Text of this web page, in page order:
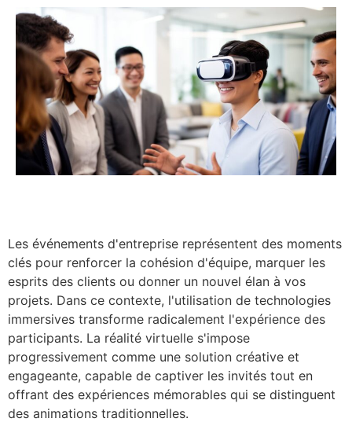
Les événements d'entreprise représentent des moments
clés pour renforcer la cohésion d'équipe, marquer les
esprits des clients ou donner un nouvel élan à vos
projets. Dans ce contexte, l'utilisation de technologies
immersives transforme radicalement l'expérience des
participants. La réalité virtuelle s'impose
progressivement comme une solution créative et
engageante, capable de captiver les invités tout en
offrant des expériences mémorables qui se distinguent
des animations traditionnelles.